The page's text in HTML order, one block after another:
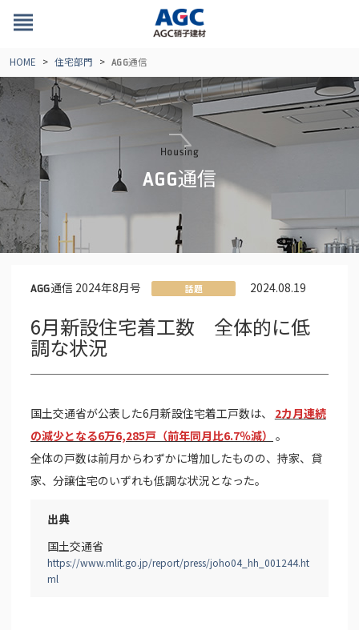
view_headline
HOME 住宅部門 AGG通信
AGG通信
AGG通信 2024年8月号 話題 2024.08.19
6月新設住宅着工数 全体的に低
調な状況
国土交通省が公表した6月新設住宅着工戸数は、
2カ月連続
の減少となる6万6,285戸（前年同月比6.7％減） 。
全体の戸数は前月からわずかに増加したものの、持家、貸
家、分譲住宅のいずれも低調な状況となった。
出典
国土交通省
https://www.mlit.go.jp/report/press/joho04_hh_001244.ht
ml